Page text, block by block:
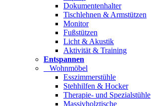
Dokumentenhalter
Tischlehnen & Armstützen
Monitor
Fußstützen
Licht & Akustik
Aktivität & Training
Entspannen
Wohnmöbel
Esszimmerstühle
Stehhilfen & Hocker
Therapie- und Spezialstühle
Massivholztische